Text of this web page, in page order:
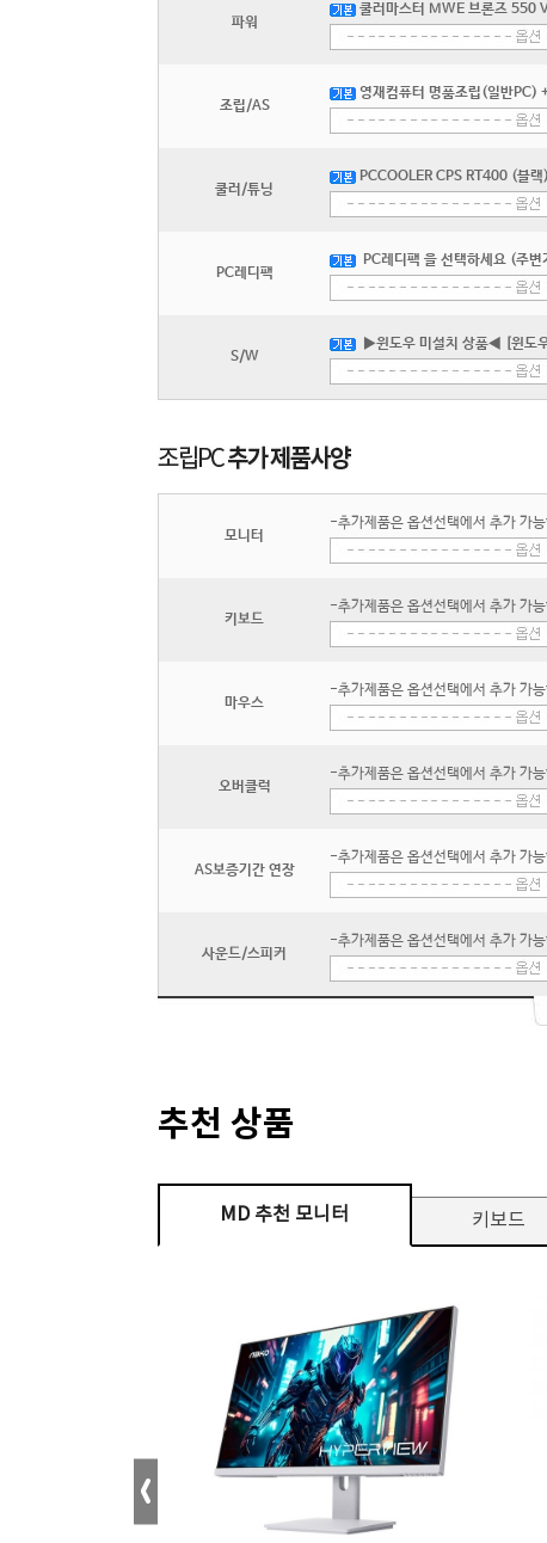
파워
쿨러마스터 MWE 브론즈 550
조립/AS
영재컴퓨터 명품조립(일반PC)
쿨러/튜닝
PCCOOLER CPS RT400 (블랙)
PC레디팩
PC레디팩 을 선택하세요 (주변
S/W
▶윈도우 미설치 상품◀ [윈도
모니터
-추가제품은 옵션선택에서 추가 가
키보드
-추가제품은 옵션선택에서 추가 가
마우스
-추가제품은 옵션선택에서 추가 가
오버클럭
-추가제품은 옵션선택에서 추가 가
AS보증기간 연장
-추가제품은 옵션선택에서 추가 가
사운드/스피커
-추가제품은 옵션선택에서 추가 가
추천 상품
MD 추천 모니터 키보드